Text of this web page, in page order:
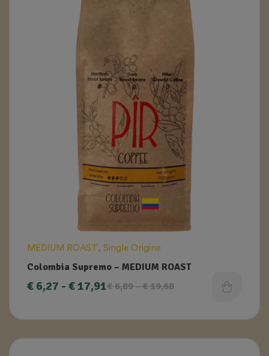
MEDIUM ROAST, Single Origine
Colombia Supremo – MEDIUM ROAST
€6,89 - €19,68
€ 6,27 - €17,91